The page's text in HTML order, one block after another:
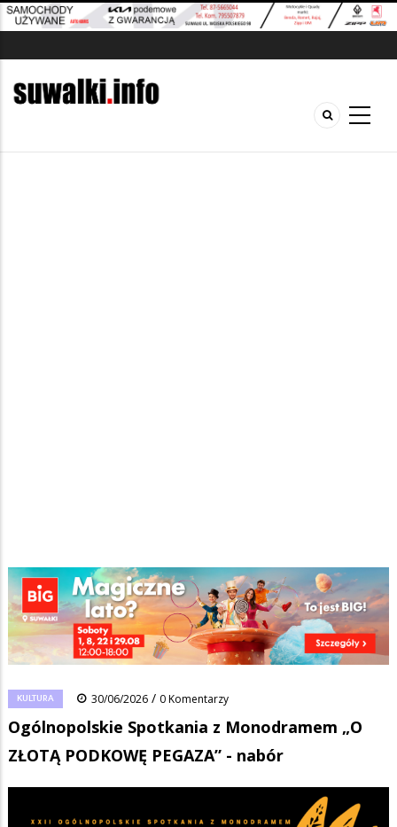
Ścieżka
nawigacyjna
Strona główna/Wiadomości/Kultura/
Ogólnopolskie Spotkania z Monodramem „O ZŁOTĄ PODKOWĘ
PEGAZA” - nabór
Facebook PinterestTumblrReddit Share
KULTURA 30/06/2026 / 0 Komentarzy
Ogólnopolskie Spotkania z Monodramem „O
ZŁOTĄ PODKOWĘ PEGAZA” - nabór